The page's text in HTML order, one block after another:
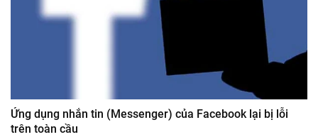
Ứng dụng nhắn tin (Messenger) của Facebook lại bị lỗi
trên toàn cầu